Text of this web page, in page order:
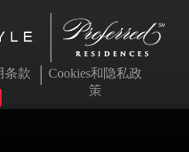
条款
Cookies和隐私政
策